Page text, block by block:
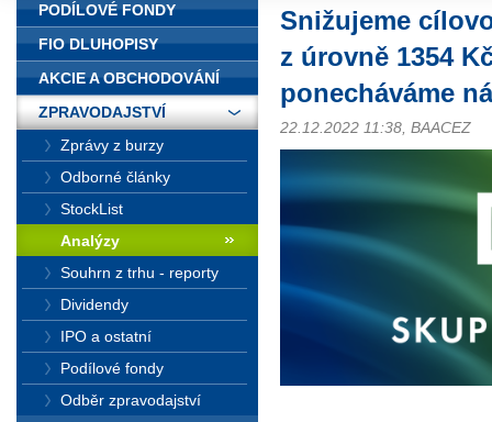
Snižujeme
z úrovně 1354
ponecháváme
22.12.2022 11:38, BAACEZ
PODÍLOVÉ FONDY
FIO DLUHOPISY
AKCIE A OBCHODOVÁNÍ
ZPRAVODAJSTVÍ
Zprávy z burzy
Odborné články
StockList
Analýzy
Souhrn z trhu - reporty
Dividendy
IPO a ostatní
Podílové fondy
Odběr zpravodajství